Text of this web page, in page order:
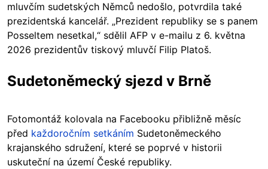
mluvčím sudetských Němců nedošlo, potvrdila také
prezidentská kancelář. „Prezident republiky se s panem
Posseltem nesetkal,“ sdělil AFP v e-mailu z 6. května
2026 prezidentův tiskový mluvčí Filip Platoš.
Sudetoněmecký sjezd v Brně
Fotomontáž kolovala na Facebooku přibližně měsíc
před každoročním setkáním Sudetoněmeckého
krajanského sdružení, které se poprvé v historii
uskuteční na území České republiky.